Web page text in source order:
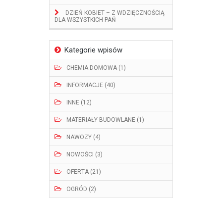
DZIEŃ KOBIET – Z WDZIĘCZNOŚCIĄ
DLA WSZYSTKICH PAŃ
Kategorie wpisów
CHEMIA DOMOWA (1)
INFORMACJE (40)
INNE (12)
MATERIAŁY BUDOWLANE (1)
NAWOZY (4)
NOWOŚCI (3)
OFERTA (21)
OGRÓD (2)